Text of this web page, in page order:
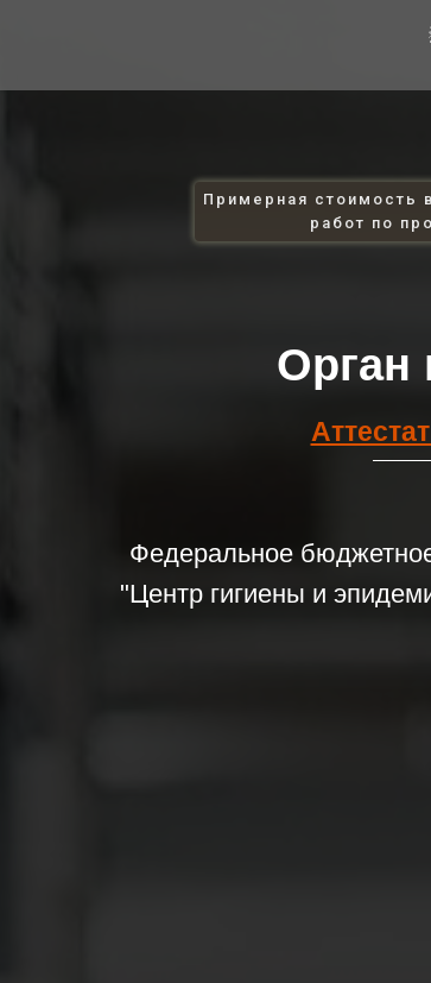
Орган
Примерная стоимость
работ по
Федеральное
"Центр гигиены и